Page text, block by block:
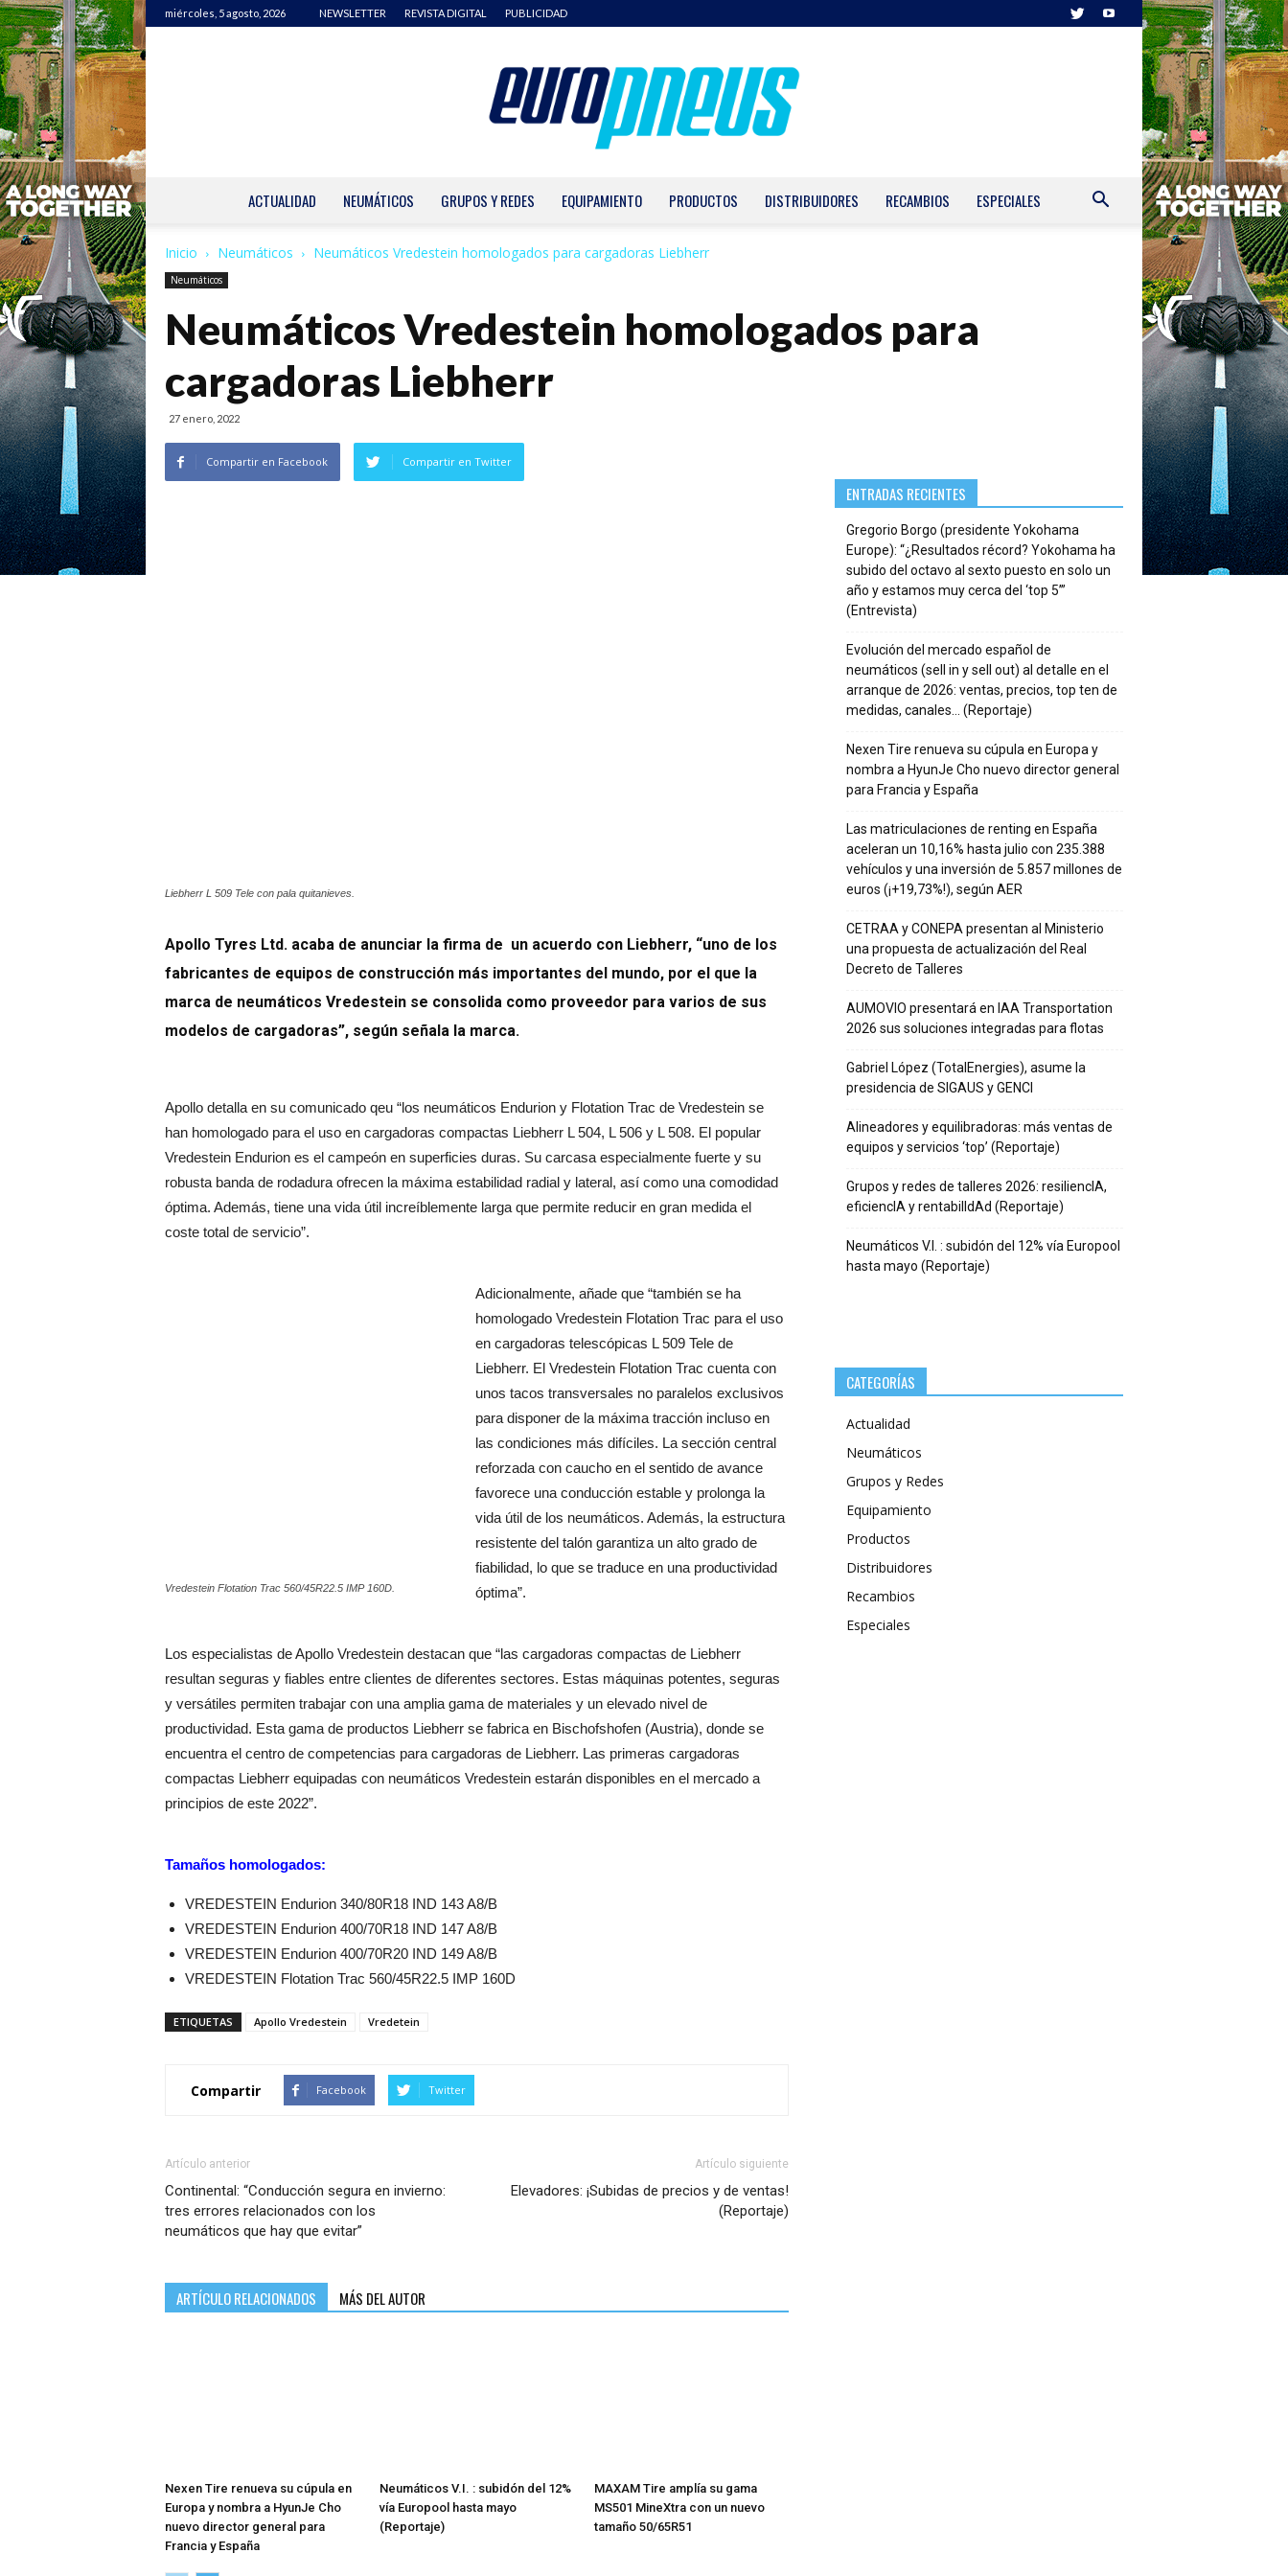
miércoles, 5 agosto, 2026 NEWSLETTER REVISTA DIGITAL PUBLICIDAD
ACTUALIDAD NEUMÁTICOS GRUPOS Y REDES EQUIPAMIENTO PRODUCTOS DISTRIBUIDORES RECAMBIOS ESPECIALES
Inicio Neumáticos Neumáticos Vredestein homologados para cargadoras Liebherr
Neumáticos
Neumáticos Vredestein homologados para
cargadoras Liebherr
27 enero, 2022
Compartir en Facebook Compartir en Twitter
Liebherr L 509 Tele con pala quitanieves.
Apollo Tyres Ltd. acaba de anunciar la firma de un acuerdo con Liebherr, “uno de los
fabricantes de equipos de construcción más importantes del mundo, por el que la
marca de neumáticos Vredestein se consolida como proveedor para varios de sus
modelos de cargadoras”, según señala la marca.
Apollo detalla en su comunicado qeu “los neumáticos Endurion y Flotation Trac de Vredestein se
han homologado para el uso en cargadoras compactas Liebherr L 504, L 506 y L 508. El popular
Vredestein Endurion es el campeón en superficies duras. Su carcasa especialmente fuerte y su
robusta banda de rodadura ofrecen la máxima estabilidad radial y lateral, así como una comodidad
óptima. Además, tiene una vida útil increíblemente larga que permite reducir en gran medida el
coste total de servicio”.
Vredestein Flotation Trac 560/45R22.5 IMP 160D.
Adicionalmente, añade que “también se ha
homologado Vredestein Flotation Trac para el uso
en cargadoras telescópicas L 509 Tele de
Liebherr. El Vredestein Flotation Trac cuenta con
unos tacos transversales no paralelos exclusivos
para disponer de la máxima tracción incluso en
las condiciones más difíciles. La sección central
reforzada con caucho en el sentido de avance
favorece una conducción estable y prolonga la
vida útil de los neumáticos. Además, la estructura
resistente del talón garantiza un alto grado de
fiabilidad, lo que se traduce en una productividad
óptima”.
Los especialistas de Apollo Vredestein destacan que “las cargadoras compactas de Liebherr
resultan seguras y fiables entre clientes de diferentes sectores. Estas máquinas potentes, seguras
y versátiles permiten trabajar con una amplia gama de materiales y un elevado nivel de
productividad. Esta gama de productos Liebherr se fabrica en Bischofshofen (Austria), donde se
encuentra el centro de competencias para cargadoras de Liebherr. Las primeras cargadoras
compactas Liebherr equipadas con neumáticos Vredestein estarán disponibles en el mercado a
principios de este 2022”.
Tamaños homologados:
VREDESTEIN Endurion 340/80R18 IND 143 A8/B
VREDESTEIN Endurion 400/70R18 IND 147 A8/B
VREDESTEIN Endurion 400/70R20 IND 149 A8/B
VREDESTEIN Flotation Trac 560/45R22.5 IMP 160D
ETIQUETAS Apollo Vredestein Vredetein
Compartir Facebook Twitter
Artículo anterior
Continental: “Conducción segura en invierno:
tres errores relacionados con los
neumáticos que hay que evitar”
Artículo siguiente
Elevadores: ¡Subidas de precios y de ventas!
(Reportaje)
ARTÍCULO RELACIONADOS MÁS DEL AUTOR
Nexen Tire renueva su cúpula en
Europa y nombra a HyunJe Cho
nuevo director general para
Francia y España
Neumáticos V.I. : subidón del 12%
vía Europool hasta mayo
(Reportaje)
MAXAM Tire amplía su gama
MS501 MineXtra con un nuevo
tamaño 50/65R51
ENTRADAS RECIENTES
Gregorio Borgo (presidente Yokohama
Europe): “¿Resultados récord? Yokohama ha
subido del octavo al sexto puesto en solo un
año y estamos muy cerca del ‘top 5’”
(Entrevista)
Evolución del mercado español de
neumáticos (sell in y sell out) al detalle en el
arranque de 2026: ventas, precios, top ten de
medidas, canales… (Reportaje)
Nexen Tire renueva su cúpula en Europa y
nombra a HyunJe Cho nuevo director general
para Francia y España
Las matriculaciones de renting en España
aceleran un 10,16% hasta julio con 235.388
vehículos y una inversión de 5.857 millones de
euros (¡+19,73%!), según AER
CETRAA y CONEPA presentan al Ministerio
una propuesta de actualización del Real
Decreto de Talleres
AUMOVIO presentará en IAA Transportation
2026 sus soluciones integradas para flotas
Gabriel López (TotalEnergies), asume la
presidencia de SIGAUS y GENCI
Alineadores y equilibradoras: más ventas de
equipos y servicios ‘top’ (Reportaje)
Grupos y redes de talleres 2026: resiliencIA,
eficiencIA y rentabilIdAd (Reportaje)
Neumáticos V.I. : subidón del 12% vía Europool
hasta mayo (Reportaje)
CATEGORÍAS
Actualidad
Neumáticos
Grupos y Redes
Equipamiento
Productos
Distribuidores
Recambios
Especiales